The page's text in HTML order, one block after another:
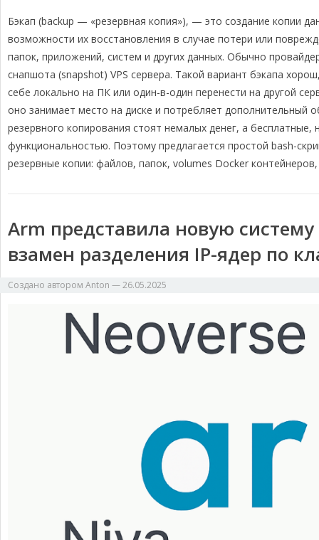
l
e
g
r
a
m
c
e
b
o
o
k
r
e
a
d
s
p
y
L
i
n
k
п
р
а
в
и
т
ь
Бэкап (backup — «резервная копия»), — это создание копии
возможности их восстановления в случае потери или
папок, приложений, систем и других данных. Обычно
снапшота (snapshot) VPS сервера. Такой вариант бэкапа
себе локально на ПК или один-в-один перенести на другой
оно занимает место на диске и потребляет
резервного копирования стоят немалых денег, а
функциональностью. Поэтому предлагается простой bash-
резервные копии: файлов, папок, volumes Docker
Arm представила новую
взамен разделения IP-ядер по
Создано автором Anton —26.05.2025